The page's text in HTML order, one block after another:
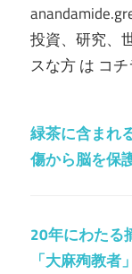
投資、研究、
スな方 は コ
緑茶に含まれ
傷から脳を保
20年にわたる
「大麻殉教